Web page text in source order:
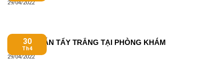
29/04/2022
HƯỚNG DẪN TẨY TRẮNG TẠI PHÒNG KHÁM
29/04/2022
30
Th4